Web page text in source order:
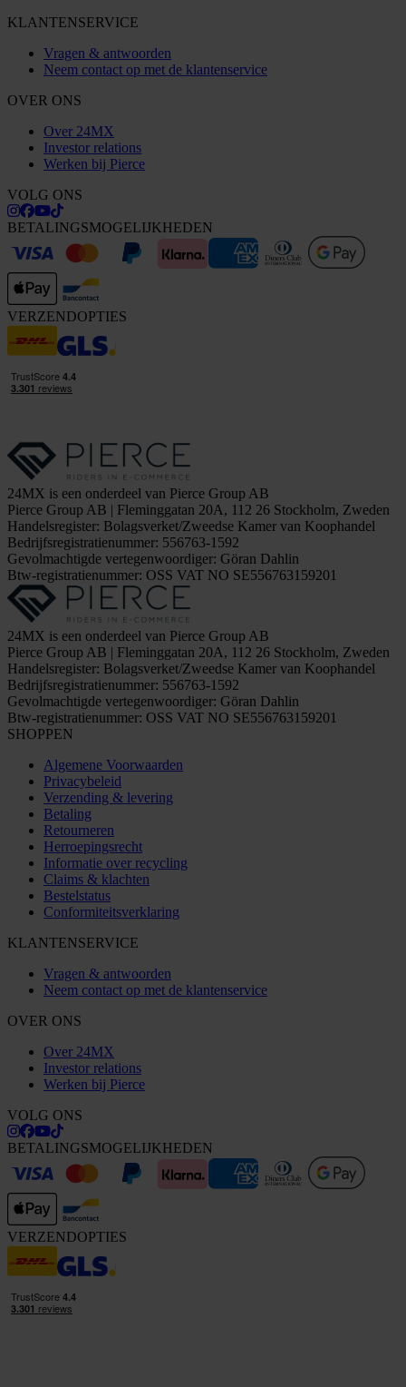
KLANTENSERVICE
Vragen & antwoorden
Neem contact op met de klantenservice
OVER ONS
Over 24MX
Investor relations
Werken bij Pierce
VOLG ONS
BETALINGSMOGELIJKHEDEN
VERZENDOPTIES
24MX is een onderdeel van Pierce Group AB
Pierce Group AB | Fleminggatan 20A, 112 26 Stockholm, Zweden
Handelsregister: Bolagsverket/Zweedse Kamer van Koophandel
Bedrijfsregistratienummer: 556763-1592
Gevolmachtigde vertegenwoordiger: Göran Dahlin
Btw-registratienummer: OSS VAT NO SE556763159201
24MX is een onderdeel van Pierce Group AB
Pierce Group AB | Fleminggatan 20A, 112 26 Stockholm, Zweden
Handelsregister: Bolagsverket/Zweedse Kamer van Koophandel
Bedrijfsregistratienummer: 556763-1592
Gevolmachtigde vertegenwoordiger: Göran Dahlin
Btw-registratienummer: OSS VAT NO SE556763159201
SHOPPEN
Algemene Voorwaarden
Privacybeleid
Verzending & levering
Betaling
Retourneren
Herroepingsrecht
Informatie over recycling
Claims & klachten
Bestelstatus
Conformiteitsverklaring
KLANTENSERVICE
Vragen & antwoorden
Neem contact op met de klantenservice
OVER ONS
Over 24MX
Investor relations
Werken bij Pierce
VOLG ONS
BETALINGSMOGELIJKHEDEN
VERZENDOPTIES